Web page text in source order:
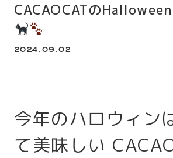
CACAOCATの
2024.09.02
今年のハロウィン
て美味しい